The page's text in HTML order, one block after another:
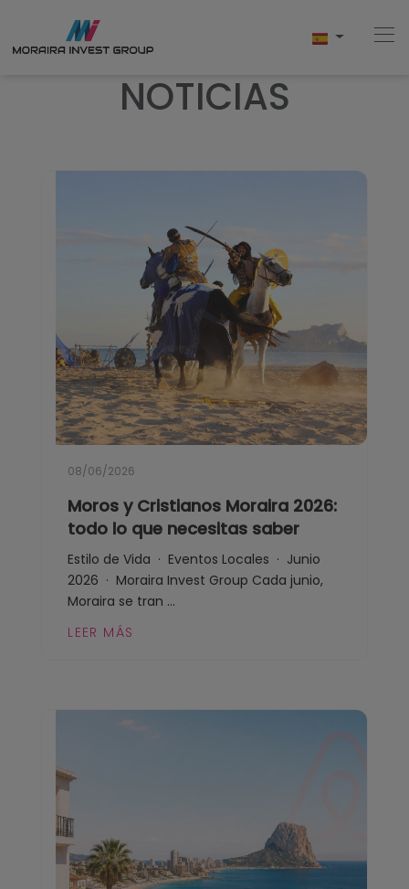
Testimonios
Conócenos
Blog
Contacto
NOTICIAS
08/06/2026
Moros y Cristianos Moraira 2026:
todo lo que necesitas saber
Estilo de Vida · Eventos Locales · Junio
2026 · Moraira Invest Group Cada junio,
Moraira se tran ...
LEER MÁS